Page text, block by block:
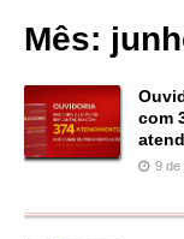
Mês:
com
9 de